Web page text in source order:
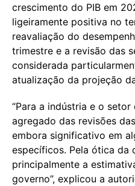
crescimento do PIB em
ligeiramente positiva no
reavaliação do
trimestre e a revisão das
considerada
atualização da projeção
“Para a indústria e o
agregado das revisões
embora significativo em
específicos. Pela ótica da
principalmente a
governo”, explicou a